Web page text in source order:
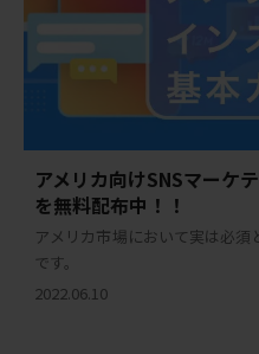
アメリカ向けSNSマーケ
を無料配布中！！
アメリカ市場において実は必
です。
2022.06.10